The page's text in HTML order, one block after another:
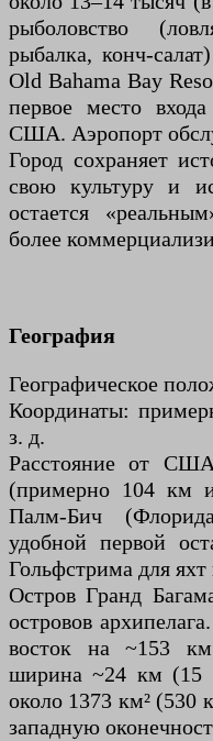
рыболовство
рыбалка, конч-
Old Bahama Bay
первое место
США. Аэропорт
Город сохраняет
свою культуру и
остается
более
География
Географическое
Координаты:
з. д.
Расстояние от
(примерно 104 км
Палм-Бич
удобной первой
Гольфстрима для яхт
Остров Гранд
островов
восток на ~153
ширина ~24 км (15
около 1373 км² (530
западную